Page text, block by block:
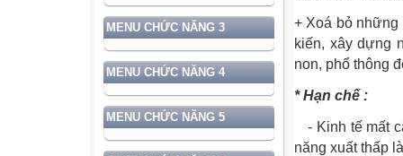
MENU CHỨC NĂNG 3
MENU CHỨC NĂNG 4
MENU CHỨC NĂNG 5
+ Xoá bỏ những
kiến, xây dựng
non, phổ thông
* Hạn chế :
- Kinh tế mất
năng xuất thấp